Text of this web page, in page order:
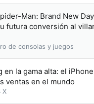
Man: Brand New
futura conversión al
de consolas y juegos
en la gama alta: el
ventas en el mundo
X